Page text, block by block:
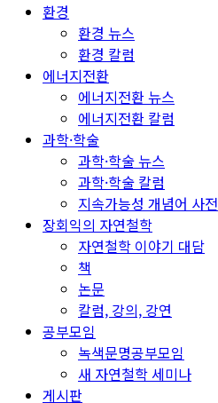
환경
환경 뉴스
환경 칼럼
에너지전환
에너지전환 뉴스
에너지전환 칼럼
과학·학술
과학·학술 뉴스
과학·학술 칼럼
지속가능성 개념어 사전
장회익의 자연철학
자연철학 이야기 대담
책
논문
칼럼, 강의, 강연
공부모임
녹색문명공부모임
새 자연철학 세미나
게시판